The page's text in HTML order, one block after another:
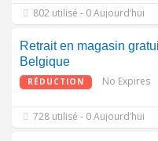
802 utilisé - 0 Aujourd’hui
Retrait en magasin
Belgique
RÉDUCTION No Expires
728 utilisé - 0 Aujourd’hui